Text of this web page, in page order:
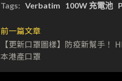
Tags: Verbatim 100W 充電池
前一篇文章
【更新口罩圖樣】防疫新幫手！
本港產口罩